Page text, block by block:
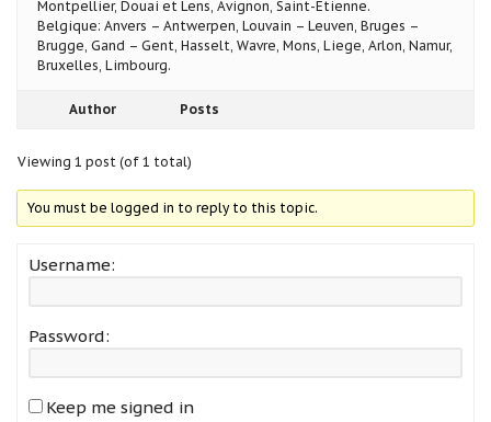
Montpellier, Douai et Lens, Avignon, Saint-Etienne.
Belgique: Anvers – Antwerpen, Louvain – Leuven, Bruges –
Brugge, Gand – Gent, Hasselt, Wavre, Mons, Liege, Arlon, Namur,
Bruxelles, Limbourg.
Author Posts
Viewing 1 post (of 1 total)
You must be logged in to reply to this topic.
Username:
Password:
Keep me signed in